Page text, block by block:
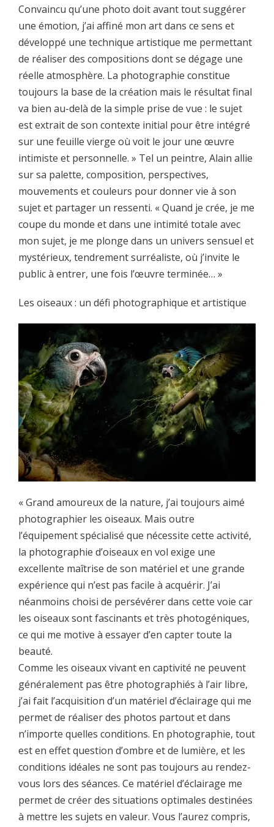
Convaincu qu’une photo doit avant tout suggérer
une émotion, j’ai affiné mon art dans ce sens et
développé une technique artistique me permettant
de réaliser des compositions dont se dégage une
réelle atmosphère. La photographie constitue
toujours la base de la création mais le résultat final
va bien au-delà de la simple prise de vue : le sujet
est extrait de son contexte initial pour être intégré
sur une feuille vierge où voit le jour une œuvre
intimiste et personnelle. » Tel un peintre, Alain allie
sur sa palette, composition, perspectives,
mouvements et couleurs pour donner vie à son
sujet et partager un ressenti. « Quand je crée, je me
coupe du monde et dans une intimité totale avec
mon sujet, je me plonge dans un univers sensuel et
mystérieux, tendrement surréaliste, où j’invite le
public à entrer, une fois l’œuvre terminée… »
Les oiseaux : un défi photographique et artistique
« Grand amoureux de la nature, j’ai toujours aimé
photographier les oiseaux. Mais outre
l’équipement spécialisé que nécessite cette activité,
la photographie d’oiseaux en vol exige une
excellente maîtrise de son matériel et une grande
expérience qui n’est pas facile à acquérir. J’ai
néanmoins choisi de persévérer dans cette voie car
les oiseaux sont fascinants et très photogéniques,
ce qui me motive à essayer d’en capter toute la
beauté.
Comme les oiseaux vivant en captivité ne peuvent
généralement pas être photographiés à l’air libre,
j’ai fait l’acquisition d’un matériel d’éclairage qui me
permet de réaliser des photos partout et dans
n’importe quelles conditions. En photographie, tout
est en effet question d’ombre et de lumière, et les
conditions idéales ne sont pas toujours au rendez-
vous lors des séances. Ce matériel d’éclairage me
permet de créer des situations optimales destinées
à mettre les sujets en valeur. Vous l’aurez compris,